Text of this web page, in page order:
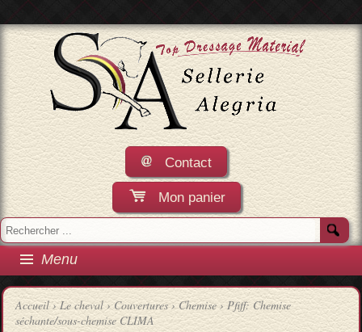
Contact
Mon panier
Menu
Accueil›Le cheval›Couvertures›Chemise › Pfiff: Chemise
séchante/sous-chemise CLIMA